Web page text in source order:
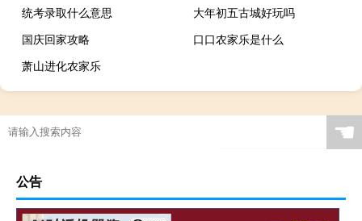
统考录取什么意思
大年初五古城好玩吗
国庆回家攻略
口口农家乐是什么
萧山进化农家乐
☚
公告